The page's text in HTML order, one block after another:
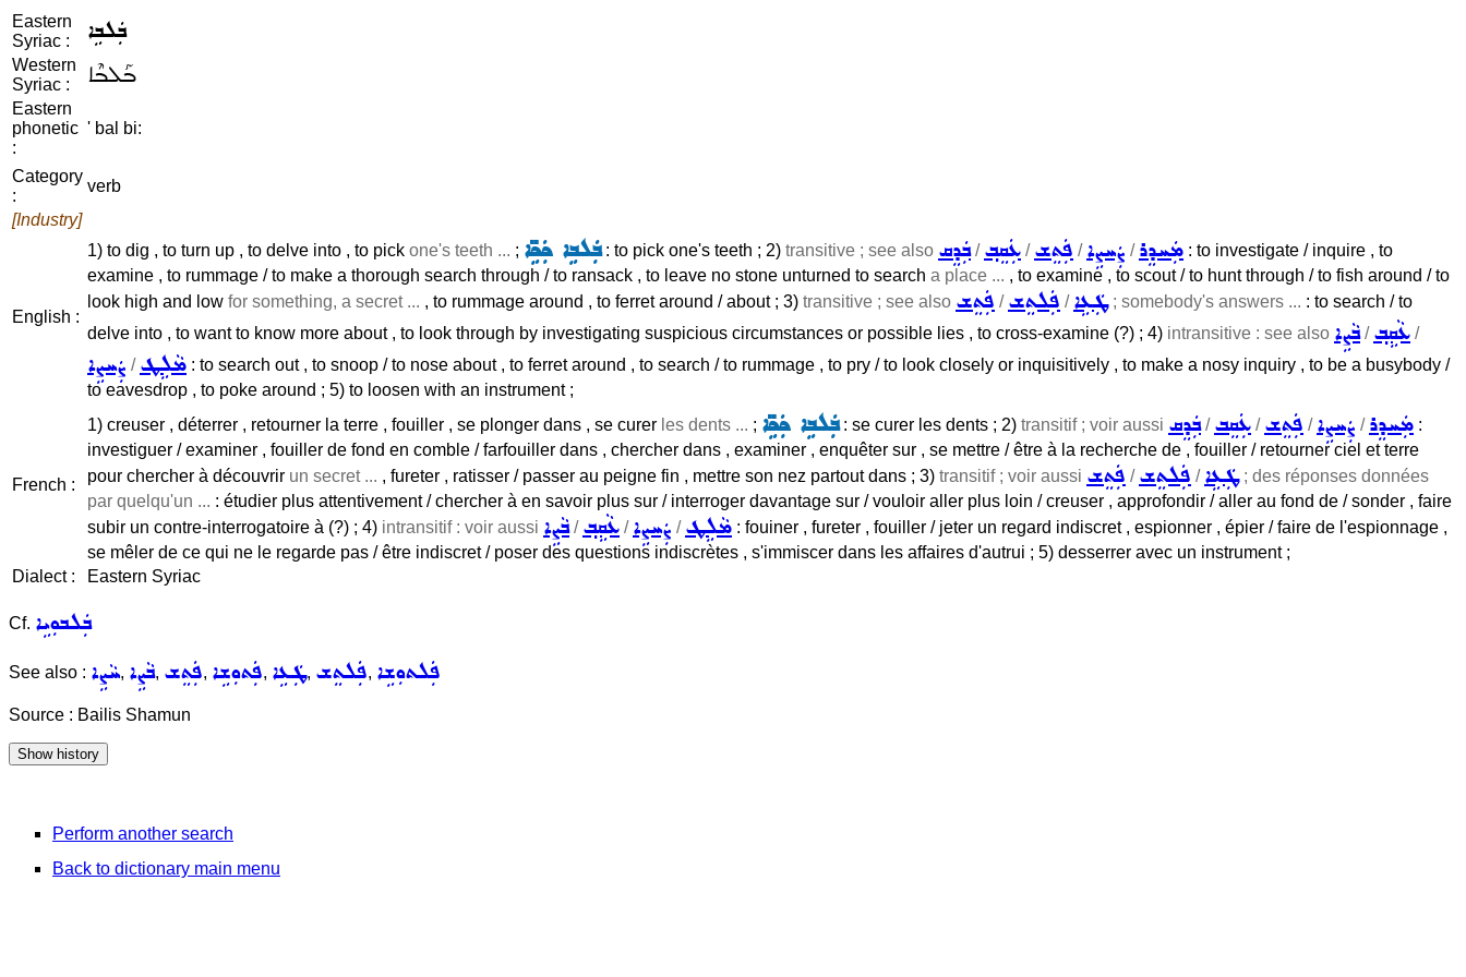
Eastern
Syriac :
ܒܲܠܒܹܐ
Western
Syriac :
ܒܰܠܒܶܐ
Eastern
phonetic
:
' bal bi:
Category
:
verb
[Industry]
English :
1) to dig , to turn up , to delve into , to pick one's teeth ... ; ܒܲܠܒܹܐ ܟܲܟܹ̈ܐ: to pick one's teeth ; 2) transitive ; see also ܒܲܕܸܩ/ܥܲܩܸܒ݂ /ܦܲܬܸܫ /ܨܲܚܨܹܐ /ܡܲܚܕܸܪ : to investigate / inquire , to
examine , to rummage / to make a thorough search through / to ransack , to leave no stone unturned to search a place ... , to examine , to scout / to hunt through / to fish around / to
look high and low for something, a secret ... , to rummage around , to ferret around / about ; 3) transitive ; see also ܦܲܬܸܫ /ܦܲܠܬܸܫ /ܛܲܥܹܐ; somebody's answers ... : to search / to
delve into , to want to know more about , to look through by investigating suspicious circumstances or possible lies , to cross-examine (?) ; 4) intransitive : see also ܒܵܨܹܐ/ܥܵܩܹܒ݂ /
ܨܲܚܨܹܐ /ܡܵܠܹܛ : to search out , to snoop / to nose about , to ferret around , to search / to rummage , to pry / to look closely or inquisitively , to make a nosy inquiry , to be a busybody /
to eavesdrop , to poke around ; 5) to loosen with an instrument ;
French :
1) creuser , déterrer , retourner la terre , fouiller , se plonger dans , se curer les dents ... ; ܒܲܠܒܹܐ ܟܲܟܹ̈ܐ: se curer les dents ; 2) transitif ; voir aussi ܒܲܕܸܩ/ܥܲܩܸܒ /ܦܲܬܸܫ /ܨܲܚܨܹܐ /ܡܲܚܕܸܪ :
investiguer / examiner , fouiller de fond en comble / farfouiller dans , chercher dans , examiner , enquêter sur , se mettre / être à la recherche de , fouiller / retourner ciel et terre
pour chercher à découvrir un secret ... , fureter , ratisser / passer au peigne fin , mettre son nez partout dans ; 3) transitif ; voir aussi ܦܲܬܸܫ /ܦܲܠܬܸܫ /ܛܲܥܹܐ; des réponses données
par quelqu'un ... : étudier plus attentivement / chercher à en savoir plus sur / interroger davantage sur / vouloir aller plus loin / creuser , approfondir / aller au fond de / sonder , faire
subir un contre-interrogatoire à (?) ; 4) intransitif : voir aussi ܒܵܨܹܐ/ܥܵܩܹܒ݂ /ܨܲܚܨܹܐ /ܡܵܠܹܛ : fouiner , fureter , fouiller / jeter un regard indiscret , espionner , épier / faire de l'espionnage ,
se mêler de ce qui ne le regarde pas / être indiscret / poser des questions indiscrètes , s'immiscer dans les affaires d'autrui ; 5) desserrer avec un instrument ;
Dialect :
Eastern Syriac
Cf. ܒܲܠܒܘܼܝܹܐ
See also : ܚܵܨܹܐ, ܒܵܨܹܐ, ܦܲܬܸܫ, ܦܲܬܘܼܫܹܐ, ܛܲܥܹܐ, ܦܲܠܬܸܫ, ܦܲܠܬܘܼܫܹܐ
Source : Bailis Shamun
Perform another search
Back to dictionary main menu